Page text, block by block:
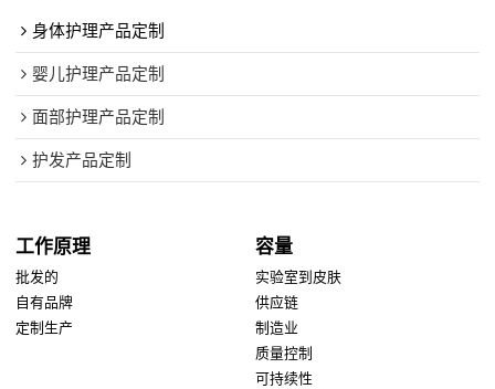
身体护理产品定制
婴儿护理产品定制
面部护理产品定制
护发产品定制
工作原理
批发的
自有品牌
定制生产
容量
实验室到皮肤
供应链
制造业
质量控制
可持续性